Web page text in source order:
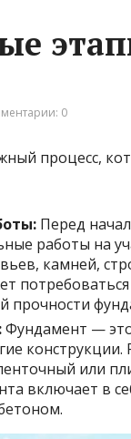
0
процесс,
Перед
работы на
камней,
прочности
Фундамент —
или
включает в